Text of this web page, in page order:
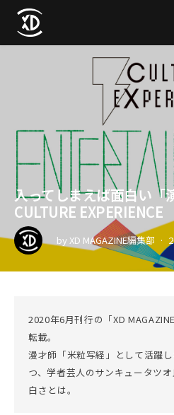
入ってしまえば面白い「
CULTURE EXPERIENCE
by XD MAGAZINE編集部
2020年6月刊行の「XD
転載。
漫才師「米粒写経」として活躍
つ、学者芸人のサンキュータツ
白さとは。